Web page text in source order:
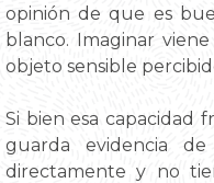
opinión de que es
blanco. Imaginar
objeto sensible
Si bien esa capacidad
guarda evidencia de
directamente y no